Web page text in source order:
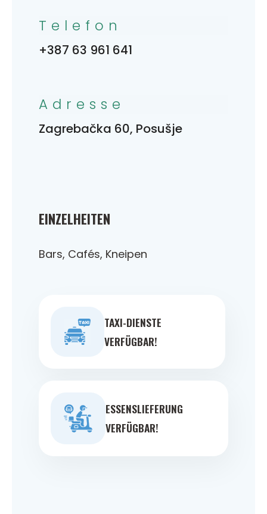
EINZELHEITEN
Bars, Cafés, Kneipen
TAXI-DIENSTE
VERFÜGBAR!
ESSENSLIEFERUNG
VERFÜGBAR!
Telefon
+387 63 961 641
Adresse
Zagrebačka 60, Posušje